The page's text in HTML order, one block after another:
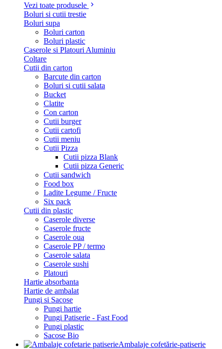
Vezi toate produsele
Boluri si cutii trestie
Boluri supa
Boluri carton
Boluri plastic
Caserole si Platouri Aluminiu
Coltare
Cutii din carton
Barcute din carton
Boluri si cutii salata
Bucket
Clatite
Con carton
Cutii burger
Cutii cartofi
Cutii meniu
Cutii Pizza
Cutii pizza Blank
Cutii pizza Generic
Cutii sandwich
Food box
Ladite Legume / Fructe
Six pack
Cutii din plastic
Caserole diverse
Caserole fructe
Caserole oua
Caserole PP / termo
Caserole salata
Caserole sushi
Platouri
Hartie absorbanta
Hartie de ambalat
Pungi si Sacose
Pungi hartie
Pungi Patiserie - Fast Food
Pungi plastic
Sacose Bio
Ambalaje cofetărie-patiserie